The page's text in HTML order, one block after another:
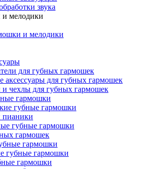
звука
мелодики
и мелодики
для губных гармошек
аксессуары для губных гармошек
чехлы для губных гармошек
гармошки
губные гармошки
губные гармошки
гармошек
гармошки
губные гармошки
гармошки